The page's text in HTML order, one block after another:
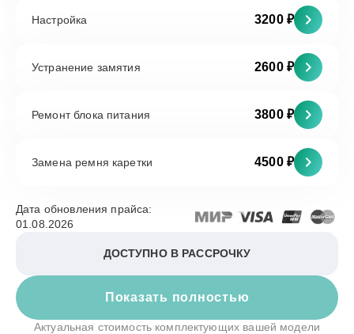
Настройка 3200 ₽
Устранение замятия 2600 ₽
Ремонт блока питания 3800 ₽
Замена ремня каретки 4500 ₽
Показать полностью
Дата обновления прайса:
01.08.2026
ДОСТУПНО В РАССРОЧКУ
Актуальная стоимость комплектующих вашей модели